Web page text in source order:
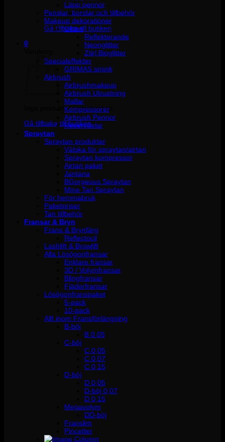
Inga produkter i varukorgen.
Gå tillbaka till butiken
0
Inga produkter i varukorgen.
Gå tillbaka till butiken
Läpp pennor
Penslar, borstar och tillbehör
Makeup dekorationer
Glitter
Reflekterande
Neonglitter
Ztirl Bioglitter
Specialeffekter
GRIMAS smink
Airbrush
Airbrushmakeup
Airbrush Utrustning
Mallar
Kompressorer
Airbrush Pennor
Reservdelar
Spraytan
Spraytan produkter
Vätska för spraytan/airtan
Spraytan kompressor
Airtan paket
Jantana
BGorgeous Spraytan
Mine Tan Spraytan
För hemmabruk
Paketpriser
Tan tillbehör
Fransar & Bryn
Frans & Brynfärg
Reflectocil
Lashlift & Browlift
Alla Lösögonfransar
Enklare fransar
3D / Volymfransar
Blingfransar
Fjäderfransar
Lösögonfranspaket
5-pack
10-pack
Allt inom Fransförlängning
B-böj
B 0.05
C-böj
C 0,05
C 0,07
C 0,15
D-böj
D 0,05
D-böj 0,07
D 0,15
Megavolym
DD-böj
Franslim
Pincetter